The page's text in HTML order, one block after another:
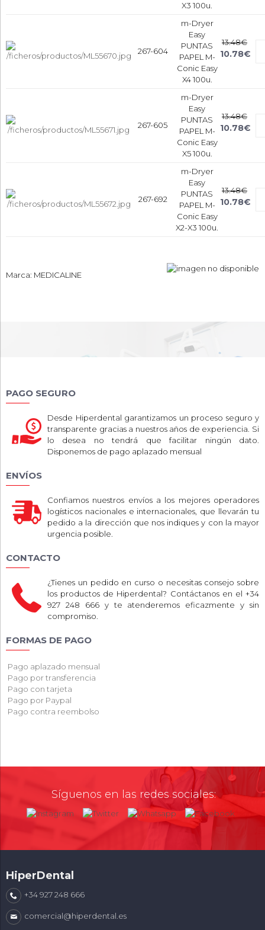
X3 100u.
267-604
m-Dryer
Easy
PUNTAS
PAPEL M-
Conic Easy
X4 100u.
13.48€
10.78€
267-605
m-Dryer
Easy
PUNTAS
PAPEL M-
Conic Easy
X5 100u.
13.48€
10.78€
267-692
m-Dryer
Easy
PUNTAS
PAPEL M-
Conic Easy
X2-X3 100u.
13.48€
10.78€
Marca: MEDICALINE
PAGO SEGURO
Desde Hiperdental garantizamos un proceso seguro y
transparente gracias a nuestros años de experiencia. Si
lo desea no tendrá que facilitar ningún dato.
Disponemos de pago aplazado mensual
ENVÍOS
Confiamos nuestros envíos a los mejores operadores
logísticos nacionales e internacionales, que llevarán tu
pedido a la dirección que nos indiques y con la mayor
urgencia posible.
CONTACTO
¿Tienes un pedido en curso o necesitas consejo sobre
los productos de Hiperdental? Contáctanos en el +34
927 248 666 y te atenderemos eficazmente y sin
compromiso.
FORMAS DE PAGO
Pago aplazado mensual
Pago por transferencia
Pago con tarjeta
Pago por Paypal
Pago contra reembolso
Síguenos en las redes sociales:
HiperDental
+34 927 248 666
comercial@hiperdental.es